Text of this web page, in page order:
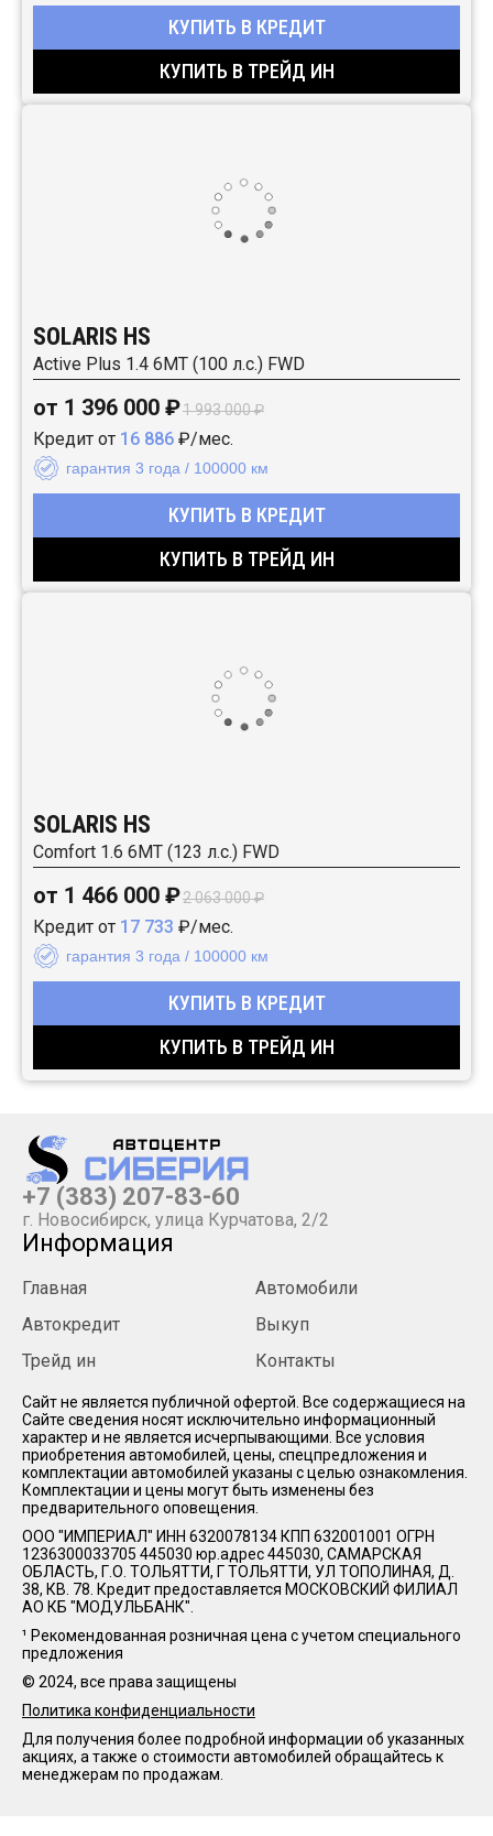
КУПИТЬ В КРЕДИТ
КУПИТЬ В ТРЕЙД ИН
SOLARIS HS
Active Plus 1.4 6MT (100 л.с.) FWD
от 1 396 000 ₽1 993 000 ₽
Кредит от 16 886 ₽/мес.
гарантия 3 года / 100000 км
КУПИТЬ В КРЕДИТ
КУПИТЬ В ТРЕЙД ИН
SOLARIS HS
Comfort 1.6 6MT (123 л.с.) FWD
от 1 466 000 ₽2 063 000 ₽
Кредит от 17 733 ₽/мес.
гарантия 3 года / 100000 км
КУПИТЬ В КРЕДИТ
КУПИТЬ В ТРЕЙД ИН
+7 (383) 207-83-60
г. Новосибирск, улица Курчатова, 2/2
Информация
Главная
Автомобили
Автокредит
Выкуп
Трейд ин
Контакты
Cайт не является публичной офертой. Все содержащиеся на
Сайте сведения носят исключительно информационный
характер и не является исчерпывающими. Все условия
приобретения автомобилей, цены, спецпредложения и
комплектации автомобилей указаны с целью ознакомления.
Комплектации и цены могут быть изменены без
предварительного оповещения.
ООО "ИМПЕРИАЛ" ИНН 6320078134 КПП 632001001 ОГРН
1236300033705 445030 юр.адрес 445030, САМАРСКАЯ
ОБЛАСТЬ, Г.О. ТОЛЬЯТТИ, Г ТОЛЬЯТТИ, УЛ ТОПОЛИНАЯ, Д.
38, КВ. 78. Кредит предоставляется МОСКОВСКИЙ ФИЛИАЛ
АО КБ "МОДУЛЬБАНК".
¹ Рекомендованная розничная цена с учетом специального
предложения
© 2024, все права защищены
Политика конфиденциальности
Для получения более подробной информации об указанных
акциях, а также о стоимости автомобилей обращайтесь к
менеджерам по продажам.